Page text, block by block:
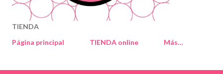
TIENDA
Página principal
TIENDA online Más…